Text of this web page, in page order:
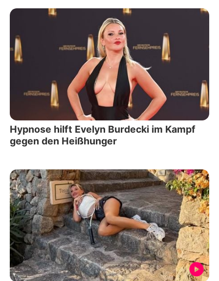
Hypnose hilft Evelyn Burdecki im Kampf
gegen den Heißhunger